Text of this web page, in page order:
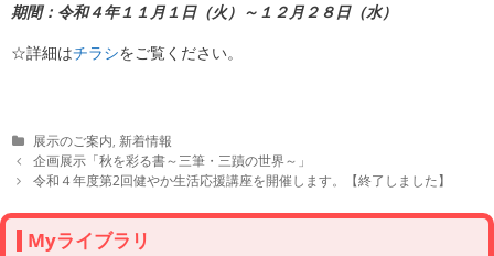
期間：令和４年１１月１日（火）～１２月２８日（水）
☆詳細はチラシをご覧ください。
C
a
t
g
o
展示のご案内, 新着情報
P
o
t
n
企画展示「秋を彩る書～三筆・三蹟の世界～」
令和４年度第2回健やか生活応援講座を開催します。【終了しました】
Myライブラリ